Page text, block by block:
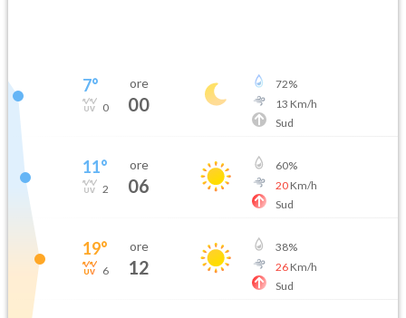
7°
0
ore
00
72%
13 Km/h
Sud
11°
2
ore
06
60%
20Km/h
Sud
19°
6
ore
12
38%
26Km/h
Sud